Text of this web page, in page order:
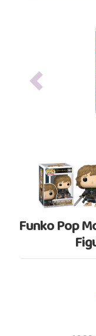
Previous
Funko Pop